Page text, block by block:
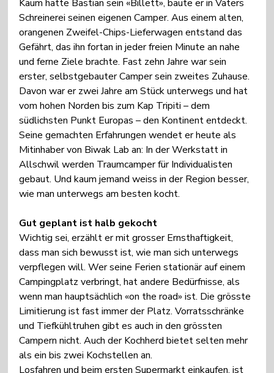
Kaum hatte Bastian sein «Billett», baute er in Vaters
Schreinerei seinen eigenen Camper. Aus einem alten,
orangenen Zweifel-Chips-Lieferwagen entstand das
Gefährt, das ihn fortan in jeder freien Minute an nahe
und ferne Ziele brachte. Fast zehn Jahre war sein
erster, selbstgebauter Camper sein zweites Zuhause.
Davon war er zwei Jahre am Stück unterwegs und hat
vom hohen Norden bis zum Kap Tripiti – dem
südlichsten Punkt Europas – den Kontinent entdeckt.
Seine gemachten Erfahrungen wendet er heute als
Mitinhaber von Biwak Lab an: In der Werkstatt in
Allschwil werden Traumcamper für Individualisten
gebaut. Und kaum jemand weiss in der Region besser,
wie man unterwegs am besten kocht.
Gut geplant ist halb gekocht
Wichtig sei, erzählt er mit grosser Ernsthaftigkeit,
dass man sich bewusst ist, wie man sich unterwegs
verpflegen will. Wer seine Ferien stationär auf einem
Campingplatz verbringt, hat andere Bedürfnisse, als
wenn man hauptsächlich «on the road» ist. Die grösste
Limitierung ist fast immer der Platz. Vorratsschränke
und Tiefkühltruhen gibt es auch in den grössten
Campern nicht. Auch der Kochherd bietet selten mehr
als ein bis zwei Kochstellen an.
Losfahren und beim ersten Supermarkt einkaufen, ist